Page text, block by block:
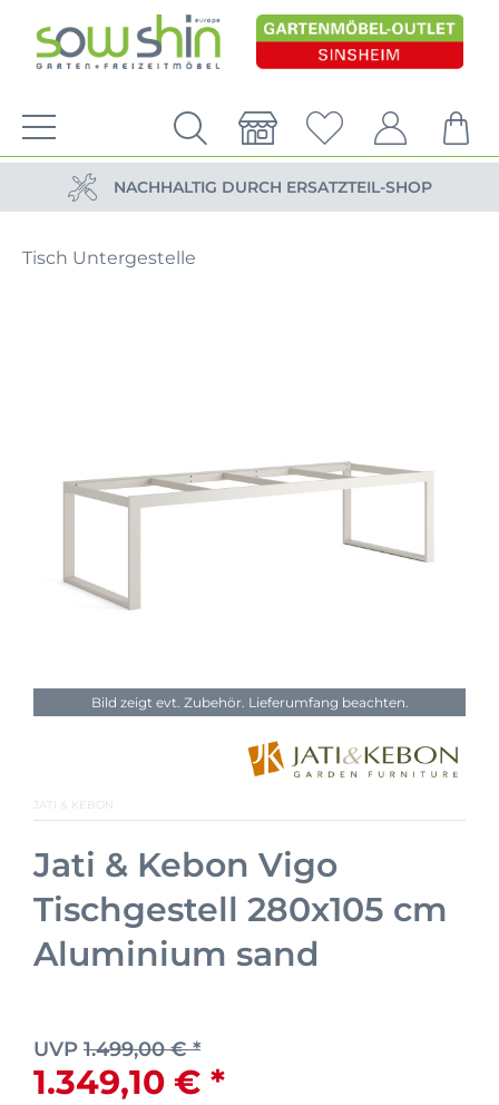
PERSÖNLICHE BERATUNG
NACHHALTIG DURCH ERSATZTEIL-SHOP
Tisch Untergestelle
Bild zeigt evt. Zubehör. Lieferumfang beachten.
JATI & KEBON
Jati & Kebon Vigo
Tischgestell 280x105 cm
Aluminium sand
UVP 1.499,00 € *
1.349,10 € *